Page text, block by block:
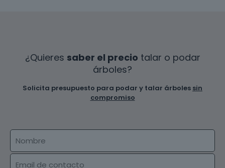
¿Quieres saber el precio talar o podar
árboles?
Solicita presupuesto para podar y talar árboles sin
compromiso